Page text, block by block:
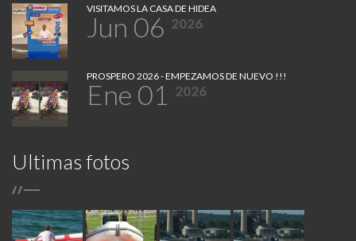
VISITAMOS LA CASA DE HIDEA
Jun 06 2026
PROSPERO 2026 - EMPEZAMOS DE NUEVO !!!
Ene 01 2026
Ultimas fotos
/ /